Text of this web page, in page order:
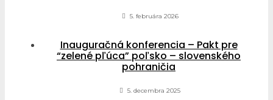
5. februára 2026
Inauguračná konferencia – Pakt pre
“zelené pľúca” poľsko – slovenského
pohraničia
5. decembra 2025